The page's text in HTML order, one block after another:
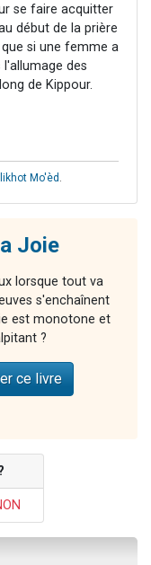
se faire acquitter
début de la prière
si une femme a
des
de Kippour.
Mo'èd .
Joie
lorsque tout va
s'enchaînent
est monotone et
?
ce livre